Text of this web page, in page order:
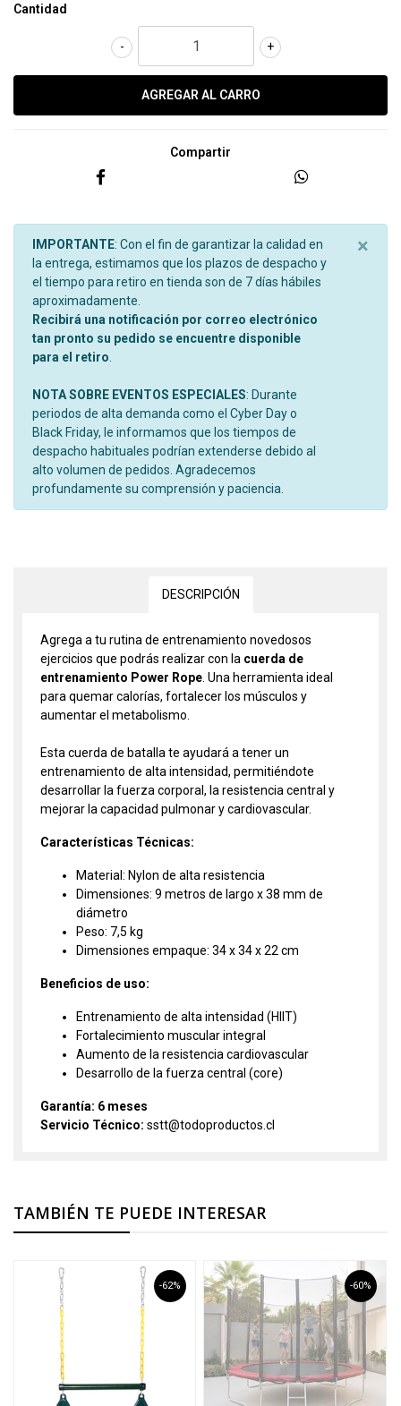
Cantidad
+
-
Compartir
IMPORTANTE: Con el fin de garantizar la calidad en
la entrega, estimamos que los plazos de despacho y
el tiempo para retiro en tienda son de 7 días hábiles
aproximadamente.
Recibirá una notificación por correo electrónico
tan pronto su pedido se encuentre disponible
para el retiro
NOTA SOBRE EVENTOS ESPECIALES: Durante
periodos de alta demanda como el Cyber Day o
Black Friday, le informamos que los tiempos de
despacho habituales podrían extenderse debido al
alto volumen de pedidos. Agradecemos
profundamente su comprensión y paciencia.
×
DESCRIPCIÓN
Agrega a tu rutina de entrenamiento novedosos
ejercicios que podrás realizar con la cuerda de
entrenamiento Power Rope . Una herramienta ideal
para quemar calorías, fortalecer los músculos y
aumentar el metabolismo.
Esta cuerda de batalla te ayudará a tener un
entrenamiento de alta intensidad, permitiéndote
desarrollar la fuerza corporal, la resistencia central y
mejorar la capacidad pulmonar y cardiovascular.
Características Técnicas:
Material: Nylon de alta resistencia
Dimensiones: 9 metros de largo x 38 mm de
diámetro
Peso: 7,5 kg
Dimensiones empaque: 34 x 34 x 22 cm
Beneficios de uso:
Entrenamiento de alta intensidad (HIIT)
Fortalecimiento muscular integral
Aumento de la resistencia cardiovascular
Desarrollo de la fuerza central (core)
Garantía: 6 meses
Servicio Técnico: sstt@todoproductos.cl
TAMBIÉN TE PUEDE INTERESAR
-62% -60%